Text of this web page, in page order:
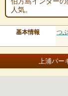
人気。
基本情報 つ
上浦パー